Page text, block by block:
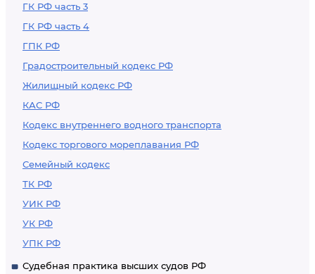
ГК РФ часть 3
ГК РФ часть 4
ГПК РФ
Градостроительный кодекс РФ
Жилищный кодекс РФ
КАС РФ
Кодекс внутреннего водного транспорта
Кодекс торгового мореплавания РФ
Семейный кодекс
ТК РФ
УИК РФ
УК РФ
УПК РФ
Судебная практика высших судов РФ